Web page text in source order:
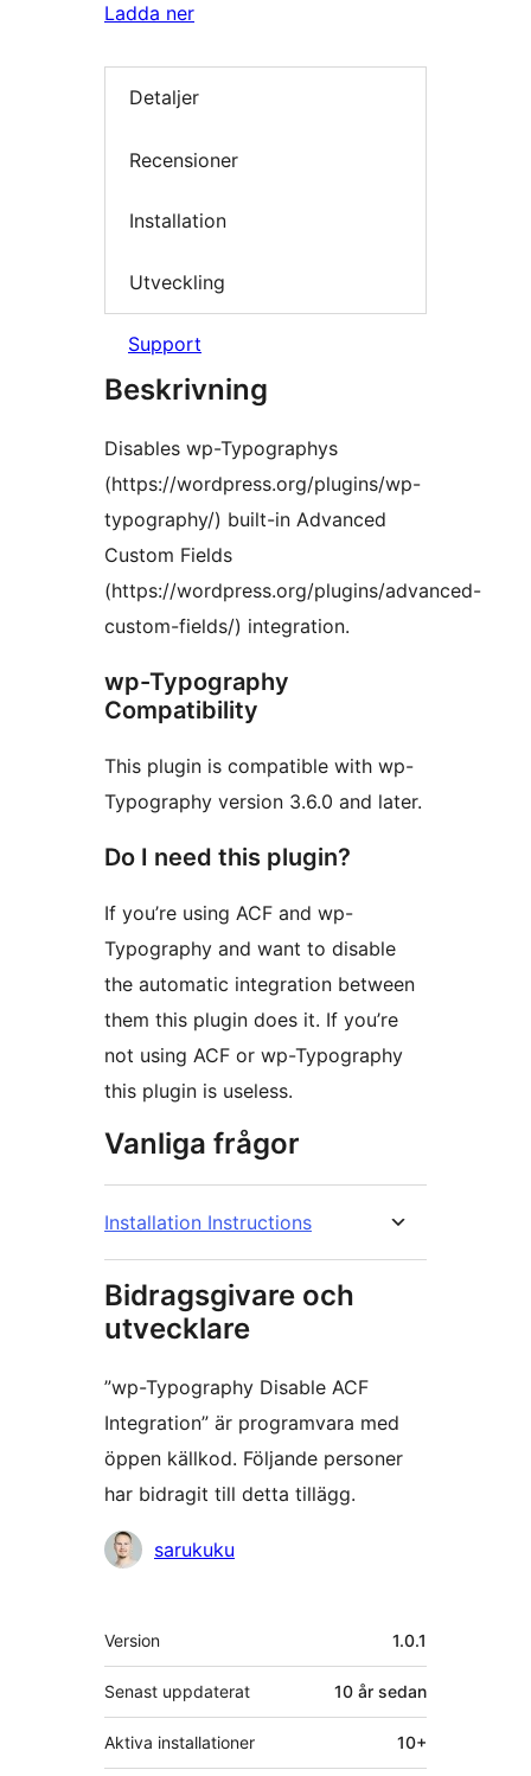
Ladda ner
Detaljer
Recensioner
Installation
Utveckling
Support
Beskrivning
Disables wp-Typographys
(https://wordpress.org/plugins/wp-
typography/) built-in Advanced
Custom Fields
(https://wordpress.org/plugins/advanced-
custom-fields/) integration.
wp-Typography
Compatibility
This plugin is compatible with wp-
Typography version 3.6.0 and later.
Do I need this plugin?
If you’re using ACF and wp-
Typography and want to disable
the automatic integration between
them this plugin does it. If you’re
not using ACF or wp-Typography
this plugin is useless.
Vanliga frågor
Installation Instructions
Bidragsgivare och
utvecklare
”wp-Typography Disable ACF
Integration” är programvara med
öppen källkod. Följande personer
har bidragit till detta tillägg.
Bidragande
sarukuku
Meta
Version 1.0.1
Senast uppdaterat 10 år sedan
Aktiva installationer 10+